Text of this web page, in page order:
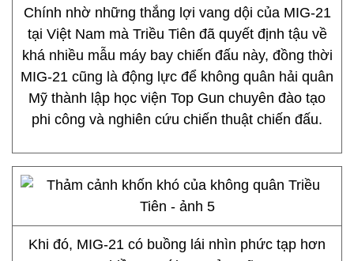
Chính nhờ những thắng lợi vang dội của MIG-21
tại Việt Nam mà Triều Tiên đã quyết định tậu về
khá nhiều mẫu máy bay chiến đấu này, đồng thời
MIG-21 cũng là động lực để không quân hải quân
Mỹ thành lập học viện Top Gun chuyên đào tạo
phi công và nghiên cứu chiến thuật chiến đấu.
Khi đó, MIG-21 có buồng lái nhìn phức tạp hơn